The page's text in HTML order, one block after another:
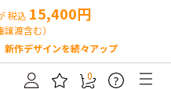
税込 15,400円
渡含む）
新作デザインを続々アップ
0 ?